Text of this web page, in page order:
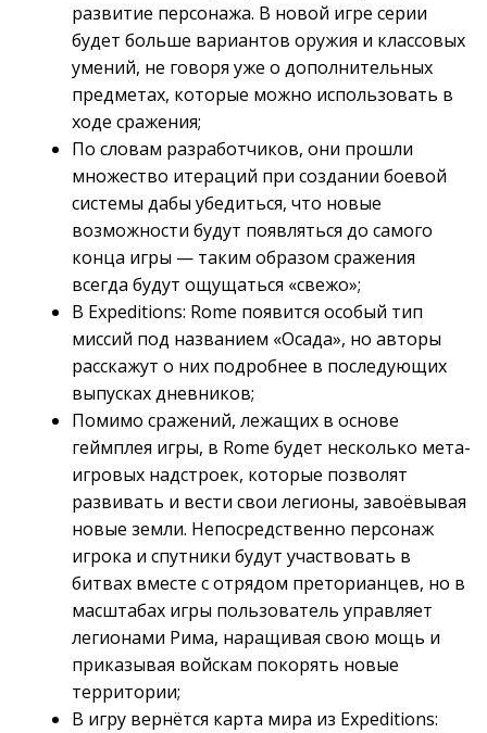
развитие персонажа. В новой игре серии
будет больше вариантов оружия и классовых
умений, не говоря уже о дополнительных
предметах, которые можно использовать в
ходе сражения;
По словам разработчиков, они прошли
множество итераций при создании боевой
системы дабы убедиться, что новые
возможности будут появляться до самого
конца игры — таким образом сражения
всегда будут ощущаться «свежо»;
В Expeditions: Rome появится особый тип
миссий под названием «Осада», но авторы
расскажут о них подробнее в последующих
выпусках дневников;
Помимо сражений, лежащих в основе
геймплея игры, в Rome будет несколько мета-
игровых надстроек, которые позволят
развивать и вести свои легионы, завоёвывая
новые земли. Непосредственно персонаж
игрока и спутники будут участвовать в
битвах вместе с отрядом преторианцев, но в
масштабах игры пользователь управляет
легионами Рима, наращивая свою мощь и
приказывая войскам покорять новые
территории;
В игру вернётся карта мира из Expeditions: